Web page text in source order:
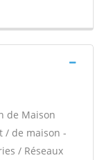
de Maison
/ de maison -
/ Réseaux